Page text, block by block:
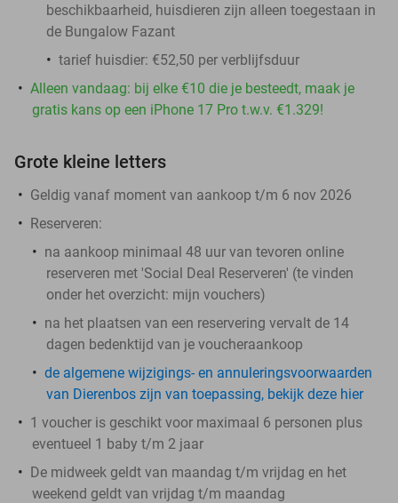
beschikbaarheid, huisdieren zijn alleen toegestaan in
de Bungalow Fazant
tarief huisdier: €52,50 per verblijfsduur
Alleen vandaag: bij elke €10 die je besteedt, maak je
gratis kans op een iPhone 17 Pro t.w.v. €1.329!
Grote kleine letters
Geldig vanaf moment van aankoop t/m 6 nov 2026
Reserveren:
na aankoop minimaal 48 uur van tevoren online
reserveren met 'Social Deal Reserveren' (te vinden
onder het overzicht: mijn vouchers)
na het plaatsen van een reservering vervalt de 14
dagen bedenktijd van je voucheraankoop
de algemene wijzigings- en annuleringsvoorwaarden
van Dierenbos zijn van toepassing, bekijk deze hier
1 voucher is geschikt voor maximaal 6 personen plus
eventueel 1 baby t/m 2 jaar
De midweek geldt van maandag t/m vrijdag en het
weekend geldt van vrijdag t/m maandag